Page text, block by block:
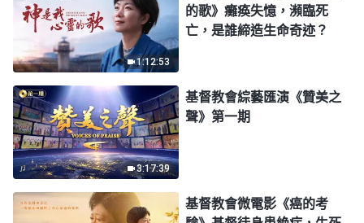
1:12:53
的歌》癱痪失憶，瀕臨死
亡，是誰締造生命奇迹？
3:17:39
基督教會綜藝匯演《贊美之
聲》第一期
基督教會微電影《癌的考